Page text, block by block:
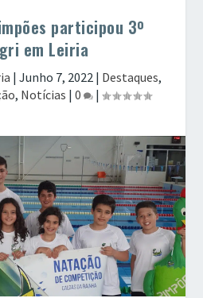
participou 3º
em Leiria
| Junho 7, 2022| Destaques,
, Notícias | 0 |